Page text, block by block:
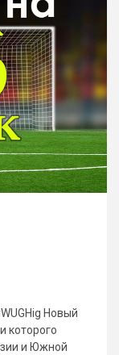
Новый
которого
и Южной